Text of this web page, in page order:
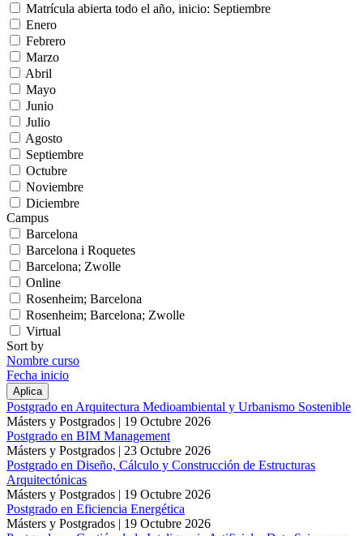
Matrícula abierta todo el año, inicio: Septiembre
Enero
Febrero
Marzo
Abril
Mayo
Junio
Julio
Agosto
Septiembre
Octubre
Noviembre
Diciembre
Campus
Barcelona
Barcelona i Roquetes
Barcelona; Zwolle
Online
Rosenheim; Barcelona
Rosenheim; Barcelona; Zwolle
Virtual
Sort by
Nombre curso
Fecha inicio
Postgrado en Arquitectura Medioambiental y Urbanismo Sostenible
Másters y Postgrados | 19 Octubre 2026
Postgrado en BIM Management
Másters y Postgrados | 23 Octubre 2026
Postgrado en Diseño, Cálculo y Construcción de Estructuras
Arquitectónicas
Másters y Postgrados | 19 Octubre 2026
Postgrado en Eficiencia Energética
Másters y Postgrados | 19 Octubre 2026